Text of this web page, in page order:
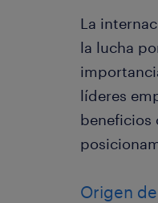
La
la lucha
líderes
beneficios
Origen